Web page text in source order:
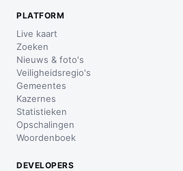
PLATFORM
Live kaart
Zoeken
Nieuws & foto's
Veiligheidsregio's
Gemeentes
Kazernes
Statistieken
Opschalingen
Woordenboek
DEVELOPERS